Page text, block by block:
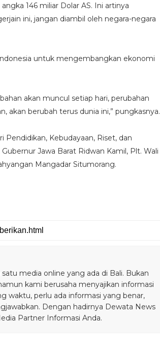
146 miliar Dolar AS. Ini artinya
ini, jangan diambil oleh negara-negara
untuk mengembangkan ekonomi
akan muncul setiap hari, perubahan
akan berubah terus dunia ini,” pungkasnya.
Kebudayaan, Riset, dan
Jawa Barat Ridwan Kamil, Plt. Wali
Mangadar Situmorang.
media online yang ada di Bali. Bukan
kami berusaha menyajikan informasi
waktu, perlu ada informasi yang benar,
Dengan hadirnya Dewata News
Partner Informasi Anda.